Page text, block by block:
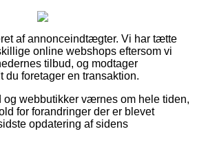
af annonceindtægter. Vi har tætte
online webshops eftersom vi
tilbud, og modtager
du foretager en transaktion.
og webbutikker værnes om hele tiden,
for forandringer der er blevet
opdatering af sidens